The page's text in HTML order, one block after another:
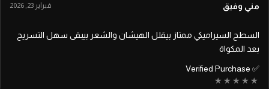
مني وفيق فبراير 23, 2026
السطح السيراميكي ممتاز بيقلل الهيشان والشعر بيبقى سهل التسريح
بعد المكواة
✅ Verified Purchase